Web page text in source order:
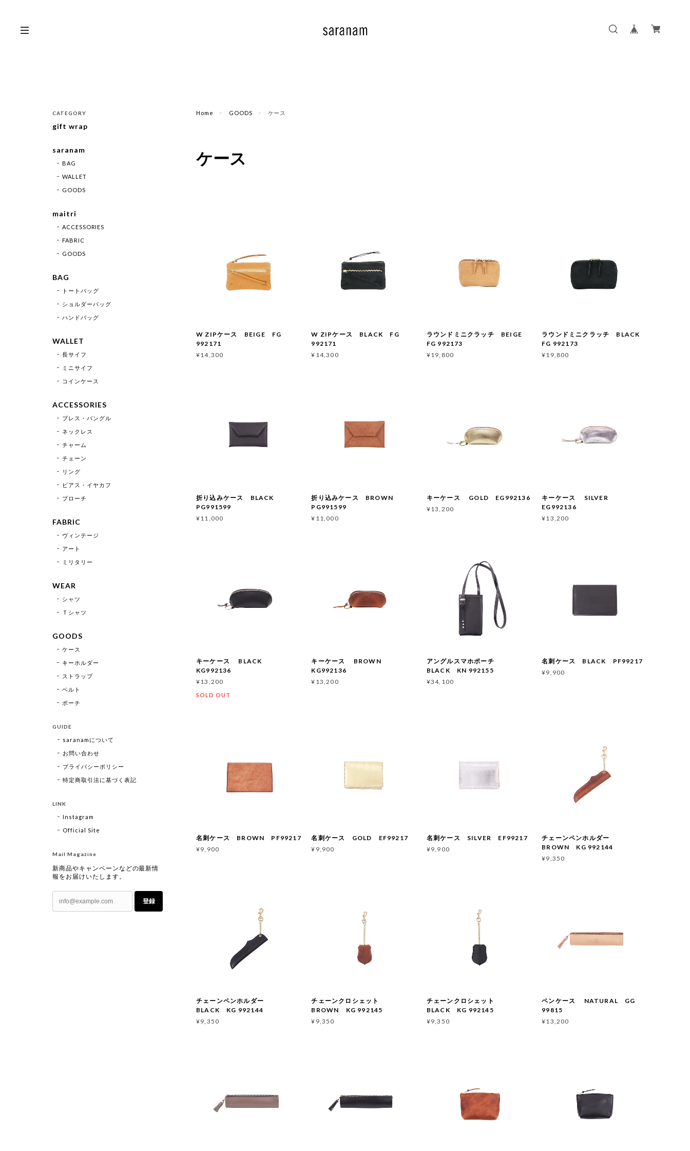
Home GOODS ケース
ケース
W ZIPケース BEIGE FG
992171
¥14,300
W ZIPケース BLACK FG
992171
¥14,300
ラウンドミニクラッチ BEIGE
FG 992173
¥19,800
ラウンドミニクラッチ BLACK
FG 992173
¥19,800
折り込みケース BLACK
PG991599
¥11,000
折り込みケース BROWN
PG991599
¥11,000
キーケース GOLD EG992136
¥13,200
キーケース SILVER
EG992136
¥13,200
キーケース BLACK
KG992136
¥13,200
SOLD OUT
キーケース BROWN
KG992136
¥13,200
アングルスマホポーチ
BLACK KN 992155
¥34,100
名刺ケース BLACK PF99217
¥9,900
名刺ケース BROWN PF99217
¥9,900
名刺ケース GOLD EF99217
¥9,900
名刺ケース SILVER EF99217
¥9,900
チェーンペンホルダー
BROWN KG 992144
¥9,350
チェーンペンホルダー
BLACK KG 992144
¥9,350
チェーンクロシェット
BROWN KG 992145
¥9,350
チェーンクロシェット
BLACK KG 992145
¥9,350
ペンケース NATURAL GG
99815
¥13,200
CATEGORY
gift wrap
saranam
BAG
WALLET
GOODS
maitri
ACCESSORIES
FABRIC
GOODS
BAG
トートバッグ
ショルダーバッグ
ハンドバッグ
WALLET
長サイフ
ミニサイフ
コインケース
ACCESSORIES
ブレス・バングル
ネックレス
チャーム
チェーン
リング
ピアス・イヤカフ
ブローチ
FABRIC
ヴィンテージ
アート
ミリタリー
WEAR
シャツ
Ｔシャツ
GOODS
ケース
キーホルダー
ストラップ
ベルト
ポーチ
GUIDE
saranamについて
お問い合わせ
プライバシーポリシー
特定商取引法に基づく表記
LINK
Instagram
Official Site
Mail Magazine
新商品やキャンペーンなどの最新情
報をお届けいたします。
登録